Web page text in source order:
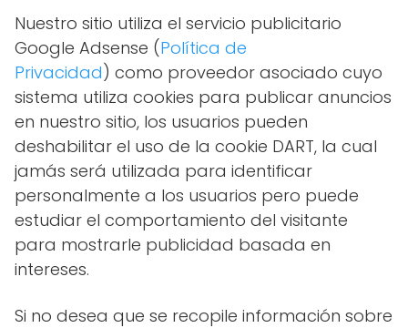
Nuestro sitio utiliza el servicio publicitario
Google Adsense (Política de
Privacidad) como proveedor asociado cuyo
sistema utiliza cookies para publicar anuncios
en nuestro sitio, los usuarios pueden
deshabilitar el uso de la cookie DART, la cual
jamás será utilizada para identificar
personalmente a los usuarios pero puede
estudiar el comportamiento del visitante
para mostrarle publicidad basada en
intereses.
Si no desea que se recopile información sobre